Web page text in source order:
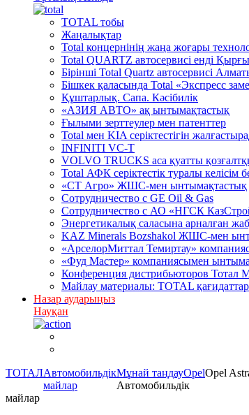
TOTAL тобы
Жаңалықтар
Total концернінің жаңа жоғары
Total QUARTZ автосервисі енді
Бірінші Total Quartz автосервисі
Бішкек қаласында Total «Экспресс
Құштарлық. Сапа. Кәсібилік
«АЗИЯ АВТО» ақ ынтымақтастық
Ғылыми зерттеулер мен патенттер
Total мен KIA серіктестігін
INFINITI VC-T
VOLVO TRUCKS аса қуатты
Total АФК серіктестік туралы келісім
«СТ Агро» ЖШС-мен ынтымақтастық
Сотрудничество c GE Oil & Gas
Сотрудничество с АО «НГСК
Энергетикалық саласына арналған
KAZ Minerals Bozshakol ЖШС-мен
«АрселорМиттал Темиртау»
«Фуд Мастер» компаниясымен
Конференция дистрибьюторов Тотал
Майлау материалы: TOTAL
Назар аударыңыз
Науқан
ТОТАЛАвтомобильдік
майлар
Mұнай таңдауOpelOpel
Автомобильдік
майлар